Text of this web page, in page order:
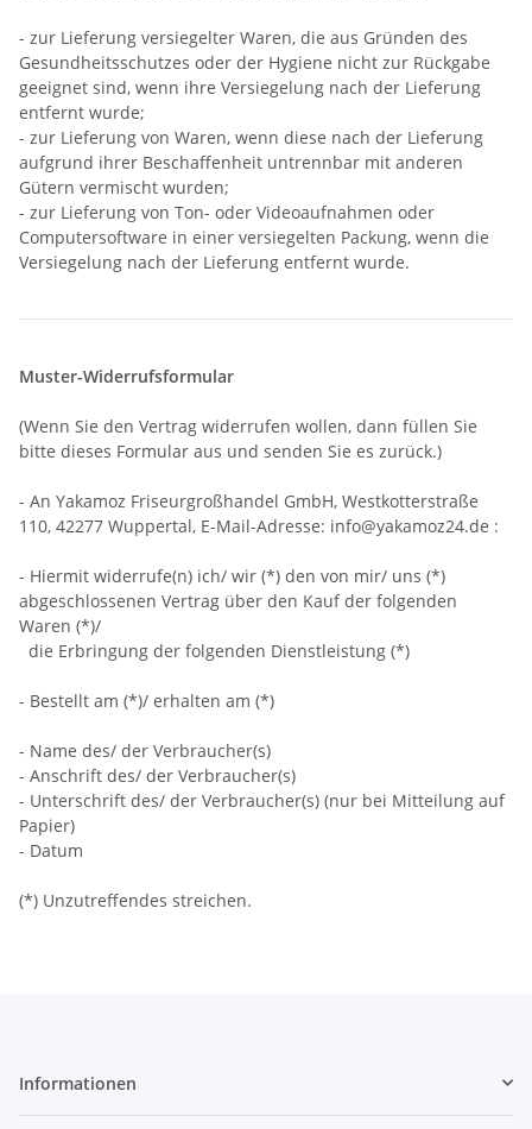
- zur Lieferung versiegelter Waren, die aus Gründen des
Gesundheitsschutzes oder der Hygiene nicht zur Rückgabe
geeignet sind, wenn ihre Versiegelung nach der Lieferung
entfernt wurde;
- zur Lieferung von Waren, wenn diese nach der Lieferung
aufgrund ihrer Beschaffenheit untrennbar mit anderen
Gütern vermischt wurden;
- zur Lieferung von Ton- oder Videoaufnahmen oder
Computersoftware in einer versiegelten Packung, wenn die
Versiegelung nach der Lieferung entfernt wurde.
Muster-Widerrufsformular
(Wenn Sie den Vertrag widerrufen wollen, dann füllen Sie
bitte dieses Formular aus und senden Sie es zurück.)
- An Yakamoz Friseurgroßhandel GmbH, Westkotterstraße
110, 42277 Wuppertal, E-Mail-Adresse: info@yakamoz24.de :
- Hiermit widerrufe(n) ich/ wir (*) den von mir/ uns (*)
abgeschlossenen Vertrag über den Kauf der folgenden
Waren (*)/
die Erbringung der folgenden Dienstleistung (*)
- Bestellt am (*)/ erhalten am (*)
- Name des/ der Verbraucher(s)
- Anschrift des/ der Verbraucher(s)
- Unterschrift des/ der Verbraucher(s) (nur bei Mitteilung auf
Papier)
- Datum
(*) Unzutreffendes streichen.
Informationen